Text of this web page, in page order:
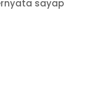
sayap